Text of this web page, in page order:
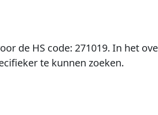
de HS code: 271019. In het
te kunnen zoeken.